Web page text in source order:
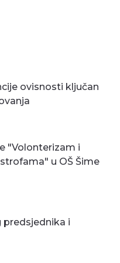
ovisnosti ključan
"Volonterizam i
u OŠ Šime
predsjednika i